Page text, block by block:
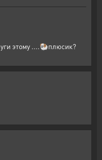
этому ....🐏плюсик?